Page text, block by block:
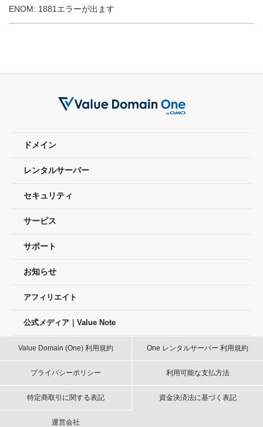
ENOM: 1881エラーが出ます
Value Domain (One) 利用規約 One レンタルサーバー 利用規約
プライバシーポリシー 利用可能な支払方法
特定商取引に関する表記 資金決済法に基づく表記
運営会社
ドメイン
レンタルサーバー
セキュリティ
サービス
サポート
お知らせ
アフィリエイト
公式メディア｜Value Note